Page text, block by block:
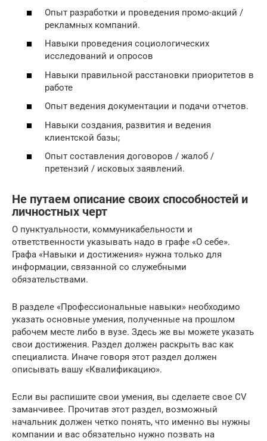
Опыт разработки и проведения промо-акций /
рекламных компаний.
Навыки проведения социологических
исследований и опросов
Навыки правильной расстановки приоритетов в
работе
Опыт ведения документации и подачи отчетов.
Навыки создания, развития и ведения
клиентской базы;
Опыт составления договоров / жалоб /
претензий / исковых заявлений.
Не путаем описание своих способностей и
личностных черт
О пунктуальности, коммуникабельности и
ответственности указывать надо в графе «О себе».
Графа «Навыки и достижения» нужна только для
информации, связанной со служебными
обязательствами.
В разделе «Профессиональные навыки» необходимо
указать основные умения, полученные на прошлом
рабочем месте либо в вузе. Здесь же вы можете указать
свои достижения. Раздел должен раскрыть вас как
специалиста. Иначе говоря этот раздел должен
описывать вашу «Квалификацию».
Если вы распишите свои умения, вы сделаете свое CV
заманчивее. Прочитав этот раздел, возможный
начальник должен четко понять, что именно вы нужны
компании и вас обязательно нужно позвать на